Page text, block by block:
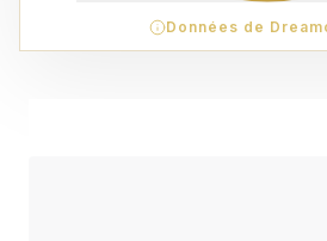
Données de